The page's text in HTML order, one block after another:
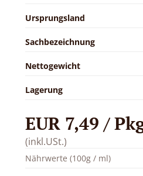
Ursprungsland
Sachbezeichnung
Nettogewicht
Lagerung
EUR 7,49 /
(inkl.USt.)
Nährwerte (100g / ml)